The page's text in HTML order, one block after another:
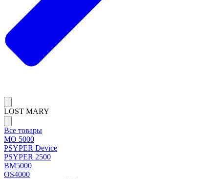
LOST MARY
Все товары
MO 5000
PSYPER Device
PSYPER 2500
BM5000
OS4000